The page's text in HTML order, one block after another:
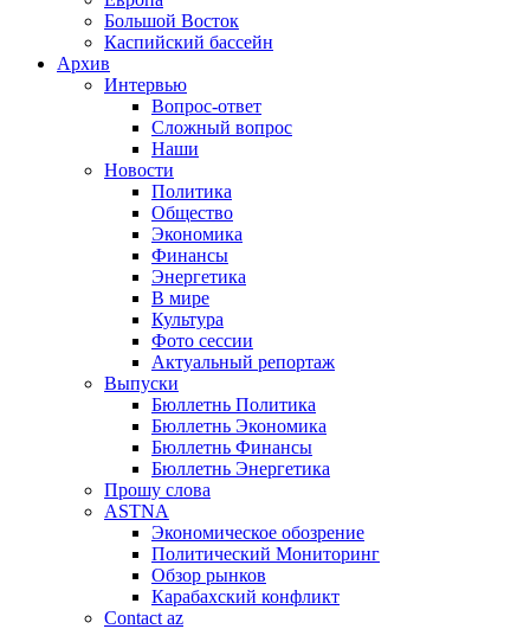
Большой Восток
Каспийский бассейн
Архив
Интервью
Вопрос-ответ
Сложный вопрос
Наши
Новости
Политика
Общество
Экономика
Финансы
Энергетика
В мире
Культура
Фото сессии
Актуальный репортаж
Выпуски
Бюллетнь Политика
Бюллетнь Экономика
Бюллетнь Финансы
Бюллетнь Энергетика
Прошу слова
ASTNA
Экономическое обозрение
Политический Мониторинг
Обзор рынков
Карабахский конфликт
Contact az